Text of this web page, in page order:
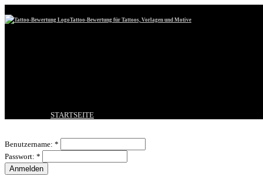
Tattoo-Bewertung für Tattoos, Vorlagen und Motive
STARTSEITE
BESTE TATTOOS
NEUESTE TATTOOS
Benutzername: *
Passwort: *